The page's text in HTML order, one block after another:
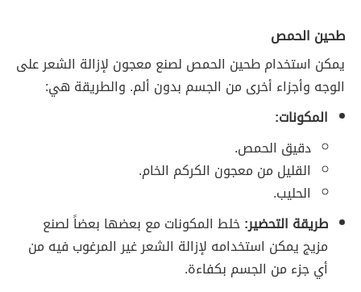
طحين الحمص
يمكن استخدام طحين الحمص لصنع معجون لإزالة الشعر على
الوجه وأجزاء أخرى من الجسم بدون ألم. والطريقة هي:
المكونات:
دقيق الحمص.
القليل من معجون الكركم الخام.
الحليب.
طريقة التحضير:خلط المكونات مع بعضها بعضاً لصنع
مزيج يمكن استخدامه لإزالة الشعر غير المرغوب فيه من
أي جزء من الجسم بكفاءة.